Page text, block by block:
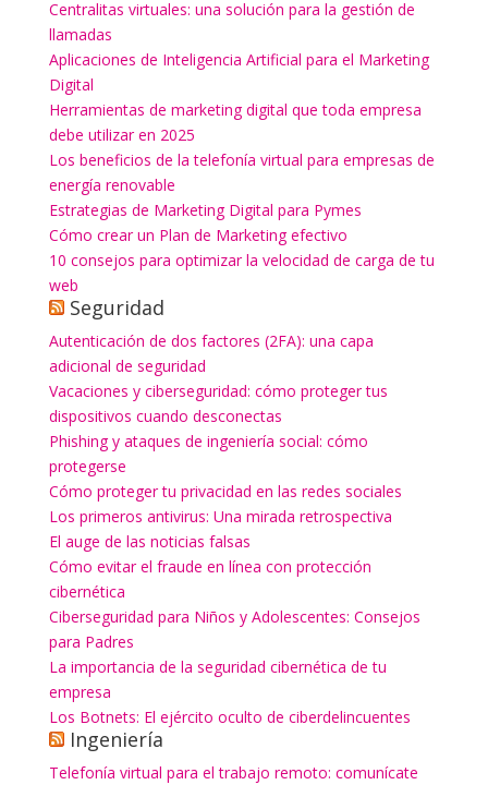
Centralitas virtuales: una solución para la gestión de
llamadas
Aplicaciones de Inteligencia Artificial para el Marketing
Digital
Herramientas de marketing digital que toda empresa
debe utilizar en 2025
Los beneficios de la telefonía virtual para empresas de
energía renovable
Estrategias de Marketing Digital para Pymes
Cómo crear un Plan de Marketing efectivo
10 consejos para optimizar la velocidad de carga de tu
web
Seguridad
Autenticación de dos factores (2FA): una capa
adicional de seguridad
Vacaciones y ciberseguridad: cómo proteger tus
dispositivos cuando desconectas
Phishing y ataques de ingeniería social: cómo
protegerse
Cómo proteger tu privacidad en las redes sociales
Los primeros antivirus: Una mirada retrospectiva
El auge de las noticias falsas
Cómo evitar el fraude en línea con protección
cibernética
Ciberseguridad para Niños y Adolescentes: Consejos
para Padres
La importancia de la seguridad cibernética de tu
empresa
Los Botnets: El ejército oculto de ciberdelincuentes
Ingeniería
Telefonía virtual para el trabajo remoto: comunícate